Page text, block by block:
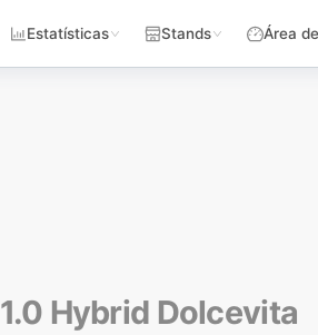
Estatísticas Stands Área
1.0 Hybrid Dolcevita